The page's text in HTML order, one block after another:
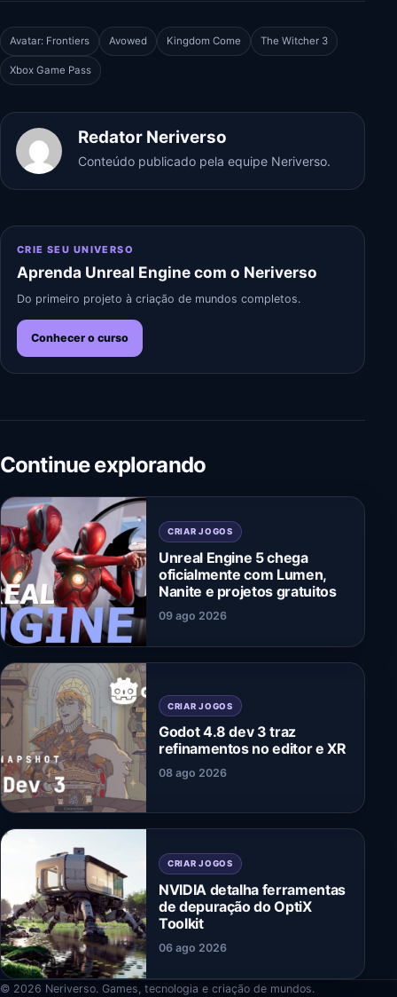
Avatar: Frontiers Avowed Kingdom Come The Witcher 3
Xbox Game Pass
Redator Neriverso
Conteúdo publicado pela equipe Neriverso.
CRIE SEU UNIVERSO
Aprenda Unreal Engine com o Neriverso
Do primeiro projeto à criação de mundos completos.
Conhecer o curso
Continue explorando
CRIAR JOGOS
Unreal Engine 5 chega
oficialmente com Lumen,
Nanite e projetos gratuitos
09 ago 2026
CRIAR JOGOS
Godot 4.8 dev 3 traz
refinamentos no editor e XR
08 ago 2026
CRIAR JOGOS
NVIDIA detalha ferramentas
de depuração do OptiX
Toolkit
06 ago 2026
© 2026 Neriverso. Games, tecnologia e criação de mundos.